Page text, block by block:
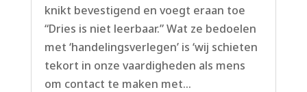
knikt bevestigend en voegt eraan toe
“Dries is niet leerbaar.” Wat ze bedoelen
met ‘handelingsverlegen’ is ‘wij schieten
tekort in onze vaardigheden als mens
om contact te maken met...